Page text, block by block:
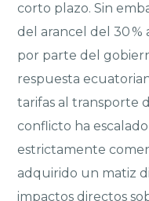
corto plazo. Sin
del arancel del 30 %
por parte del
respuesta
tarifas al transporte
conflicto ha
estrictamente
adquirido un matiz
impactos directos